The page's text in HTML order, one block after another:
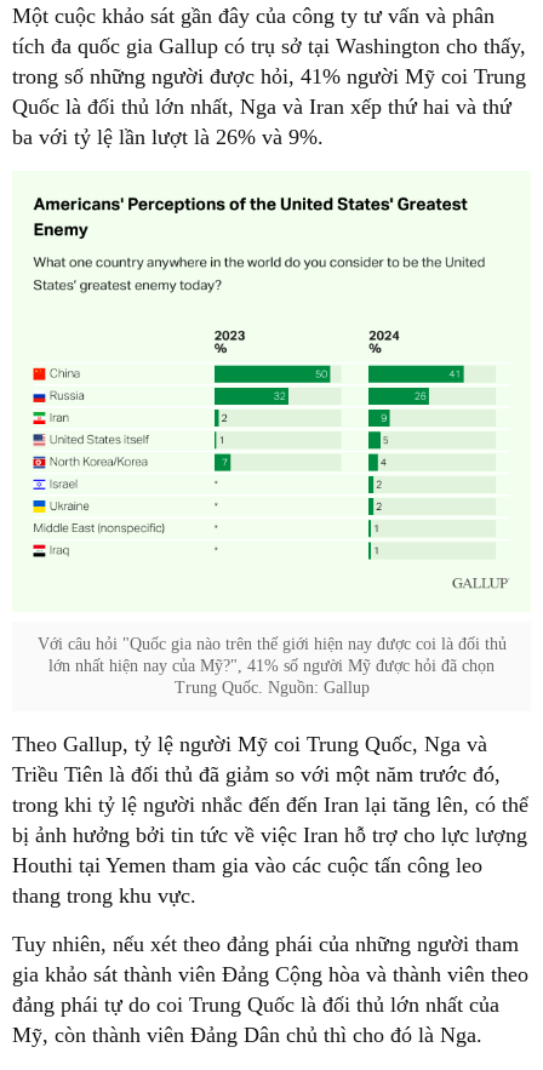
Một cuộc khảo sát gần đây của công ty tư vấn và phân
tích đa quốc gia Gallup có trụ sở tại Washington cho thấy,
trong số những người được hỏi, 41% người Mỹ coi Trung
Quốc là đối thủ lớn nhất, Nga và Iran xếp thứ hai và thứ
ba với tỷ lệ lần lượt là 26% và 9%.
Với câu hỏi "Quốc gia nào trên thế giới hiện nay được coi là đối thủ
lớn nhất hiện nay của Mỹ?", 41% số người Mỹ được hỏi đã chọn
Trung Quốc. Nguồn: Gallup
Theo Gallup, tỷ lệ người Mỹ coi Trung Quốc, Nga và
Triều Tiên là đối thủ đã giảm so với một năm trước đó,
trong khi tỷ lệ người nhắc đến đến Iran lại tăng lên, có thể
bị ảnh hưởng bởi tin tức về việc Iran hỗ trợ cho lực lượng
Houthi tại Yemen tham gia vào các cuộc tấn công leo
thang trong khu vực.
Tuy nhiên, nếu xét theo đảng phái của những người tham
gia khảo sát thành viên Đảng Cộng hòa và thành viên theo
đảng phái tự do coi Trung Quốc là đối thủ lớn nhất của
Mỹ, còn thành viên Đảng Dân chủ thì cho đó là Nga.